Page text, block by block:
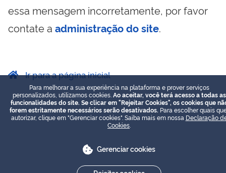
essa mensagem incorretamente, por favor
contate a administração do site.
Ir para a página inicial
Para melhorar a sua experiência na plataforma e prover serviços
personalizados, utilizamos cookies. Ao aceitar, você terá acesso a todas as
funcionalidades do site. Se clicar em "Rejeitar Cookies", os cookies que
forem estritamente necessários serão desativados. Para escolher quais
autorizar, clique em "Gerenciar cookies". Saiba mais em nossa Declaração
Cookies
Gerenciar cookies